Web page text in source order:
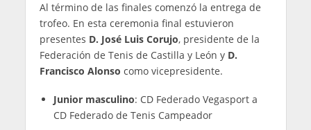
Al término de las finales comenzó la entrega de
trofeo. En esta ceremonia final estuvieron
presentes D. José Luis Corujo, presidente de la
Federación de Tenis de Castilla y León y D.
Francisco Alonso como vicepresidente.
Junior masculino: CD Federado Vegasport a
CD Federado de Tenis Campeador